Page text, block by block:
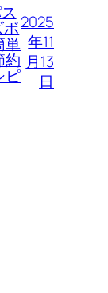
単
約
ピ
2025
年11
月13
日